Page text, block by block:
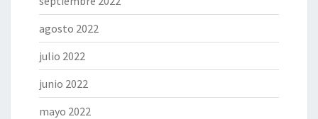
agosto 2022
julio 2022
junio 2022
mayo 2022